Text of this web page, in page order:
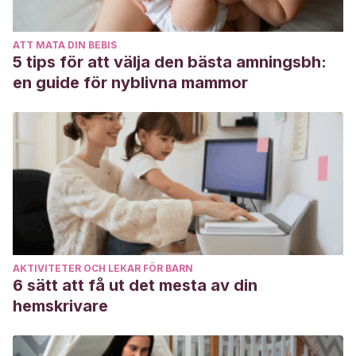
Sánchez Sánchez, M. J. (2019). Los masajes y el desarrollo
integral de los infantes de 0 a 12 meses de edad, año
2018. Recuperado de
https://dspace.unitru.edu.pe/handle/UNITRU/13788
Zenz, G., & Wagner, E. (1996). Masaje Para Bebes y Niños
Pequeños (5.a ed.). Edaf Antillas.
ATT MATA DIN BEBIS
5 tips för att välja den bästa amningsbh:
en guide för nyblivna mammor
AKTIVITETER OCH LEKAR FÖR BARN
6 sätt att få ut det mesta av din
hemskrivare